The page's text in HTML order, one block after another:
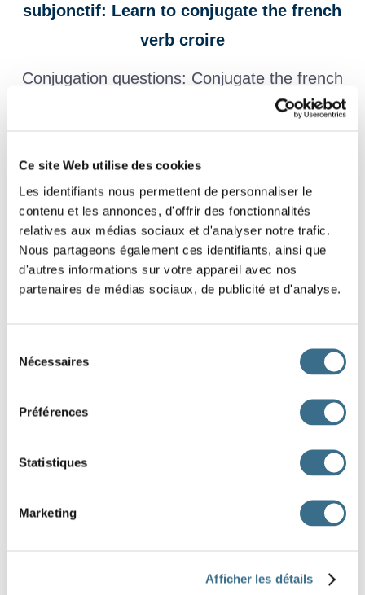
Ce site Web utilise des cookies
Les identifiants nous permettent de personnaliser le
contenu et les annonces, d'offrir des fonctionnalités
relatives aux médias sociaux et d'analyser notre trafic.
Nous partageons également ces identifiants, ainsi que
d'autres informations sur votre appareil avec nos
partenaires de médias sociaux, de publicité et d'analyse.
Nécessaires
Préférences
Statistiques
Marketing
Afficher les détails
subjonctif: Learn to conjugate the french
verb croire
Conjugation questions: Conjugate the french
with future present subjonctive
click here!
Question 1.
croire - Subjonctif Présent
que je
Question 2.
croire - Subjonctif Présent
que nous